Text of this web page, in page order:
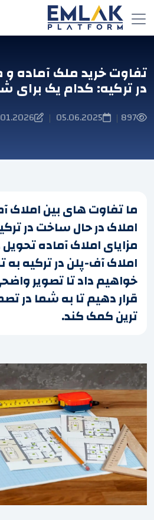
تفاوت خرید ملک آماده
در ترکیه: کدام یک برای
897
|
05.06.2025
|
ما تفاوت های بین املاک
املاک در حال ساخت در
مزایای املاک آماده تحویل
املاک آف-پلن در ترکیه
خواهیم داد تا تصویر
قرار دهیم تا به شما در
ترین کمک کند.